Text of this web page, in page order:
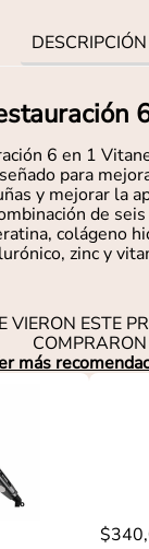
DESCRIPCIÓN
6 en 1
para
y mejorar la
de
colágeno
zinc y
VIERON ESTE
COMPRARON
más
$340,